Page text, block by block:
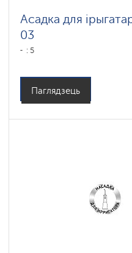
Асадка для
03
: 5
Паглядзець